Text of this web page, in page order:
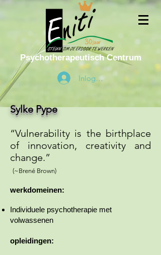
Psychotherapeutisch Centrum
Inloggen
Sylke Pype
“Vulnerability is the birthplace
of innovation, creativity and
change.”
(~Brené Brown)
werkdomeinen:
Individuele psychotherapie met
volwassenen
opleidingen: